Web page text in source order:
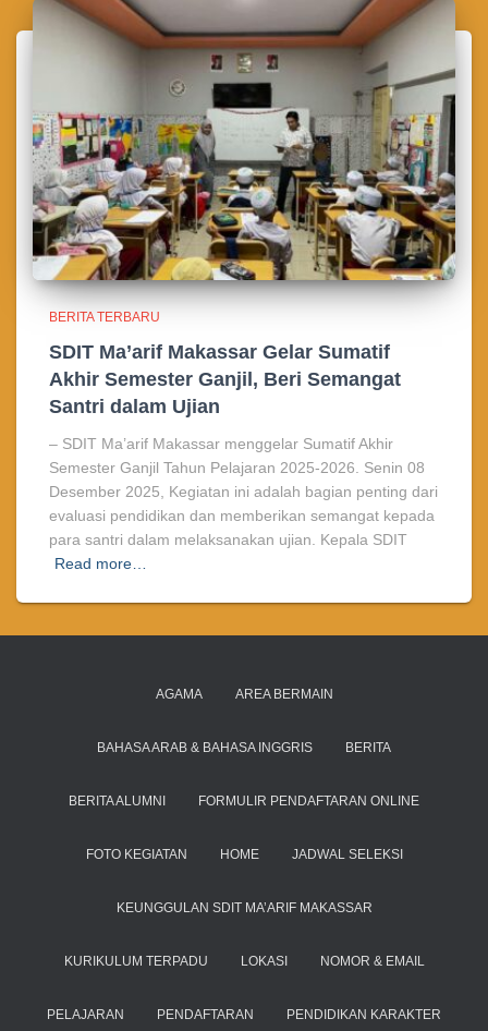
BERITA TERBARU
SDIT Ma’arif Makassar Gelar Sumatif
Akhir Semester Ganjil, Beri Semangat
Santri dalam Ujian
– SDIT Ma’arif Makassar menggelar Sumatif Akhir
Semester Ganjil Tahun Pelajaran 2025-2026. Senin 08
Desember 2025, Kegiatan ini adalah bagian penting dari
evaluasi pendidikan dan memberikan semangat kepada
para santri dalam melaksanakan ujian. Kepala SDIT
Read more…
AGAMA AREA BERMAIN
BAHASA ARAB & BAHASA INGGRIS BERITA
BERITA ALUMNI FORMULIR PENDAFTARAN ONLINE
FOTO KEGIATAN HOME JADWAL SELEKSI
KEUNGGULAN SDIT MA’ARIF MAKASSAR
KURIKULUM TERPADU LOKASI NOMOR & EMAIL
PELAJARAN PENDAFTARAN PENDIDIKAN KARAKTER